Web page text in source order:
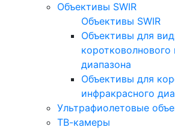
Объективы SWIR
Объективы SWIR
Объективы для
коротковолнового
диапазона
Объективы для
инфракрасного
Ультрафиолетовые
ТВ-камеры